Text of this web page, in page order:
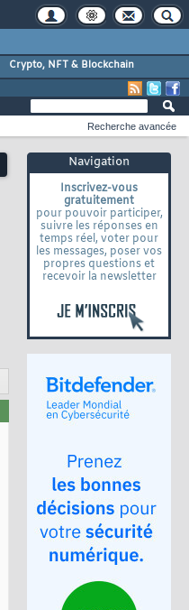
Crypto, NFT & Blockchain
Navigation
Inscrivez-vous
gratuitement
pour pouvoir participer,
suivre les réponses en
temps réel, voter pour
les messages, poser vos
propres questions et
recevoir la newsletter
Recherche avancée